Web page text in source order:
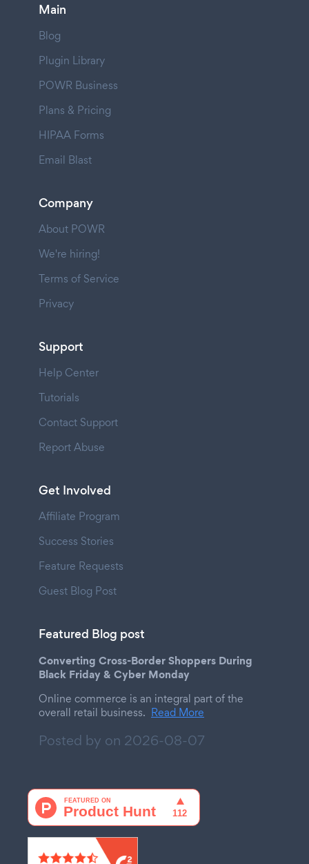
Main
Blog
Plugin Library
POWR Business
Plans & Pricing
HIPAA Forms
Email Blast
Company
About POWR
We're hiring!
Terms of Service
Privacy
Support
Help Center
Tutorials
Contact Support
Report Abuse
Get Involved
Affiliate Program
Success Stories
Feature Requests
Guest Blog Post
Featured Blog post
Converting Cross-Border Shoppers During
Black Friday & Cyber Monday
Online commerce is an integral part of the
overall retail business. Read More
Posted by on 2026-08-07